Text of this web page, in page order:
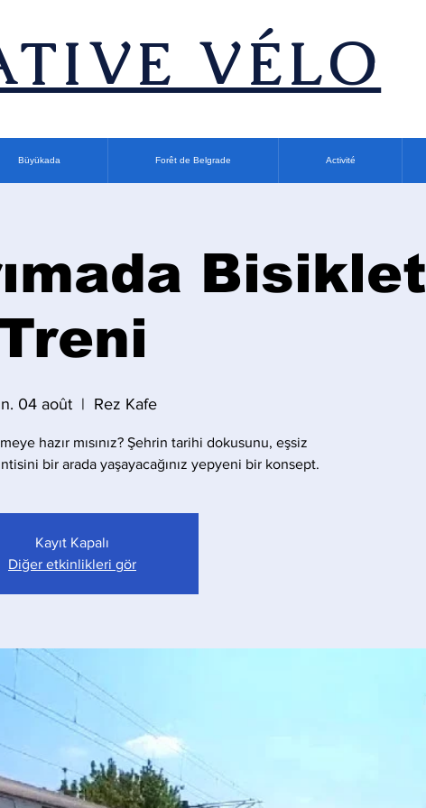
VÉLO
Büyükada Forêt de Belgrade Activité
Bisiklet
04 août
  |
Rez Kafe
hazır mısınız? Şehrin tarihi dokusunu, eşsiz
bir arada yaşayacağınız yepyeni bir konsept.
Kayıt Kapalı
Diğer etkinlikleri gör